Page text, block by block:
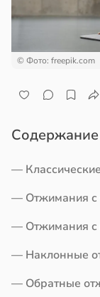
© Фото: freepik.com
Содержание
—
— Отжимания с
— Отжимания с
— Наклонные
— Обратные